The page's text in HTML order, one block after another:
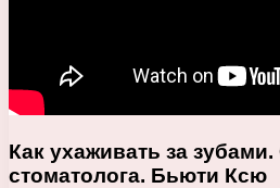
Как ухаживать за
стоматолога. Бьюти Ксю